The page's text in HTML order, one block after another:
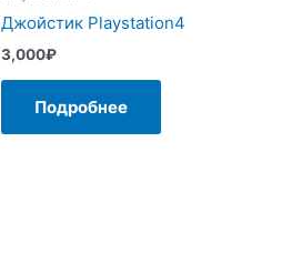
Джойстик Playstation4
3,000₽
Подробнее